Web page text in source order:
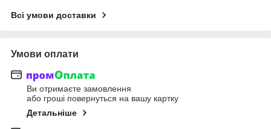
Всі умови доставки
Умови оплати
Ви отримаєте замовлення
або гроші повернуться на вашу картку
Детальніше